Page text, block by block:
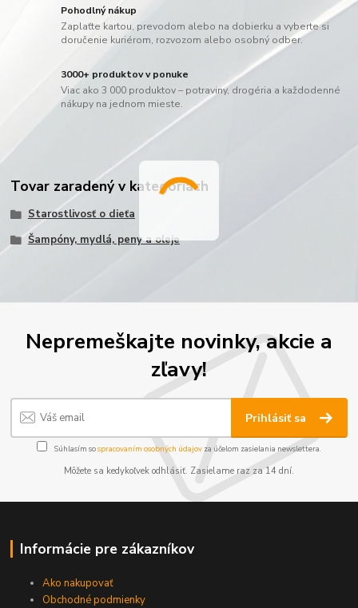
Pohodlný nákup
Zaplaťte kartou, prevodom alebo na dobierku a vyberte si
doručenie kuriérom, rozvozom alebo osobný odber.
3000+ produktov v ponuke
Viac ako 3 000 produktov – potraviny, drogéria a každodenné
nákupy na jednom mieste.
Tovar zaradený v kategóriách
Starostlivosť o dieťa
Šampóny, mydlá, peny a oleje
Nepremeškajte novinky, akcie a
zľavy!
Prihlásiť sa
Súhlasím sospracovaním osobných údajov za účelom zasielania newslettera.
Môžete sa kedykoľvek odhlásiť. Zasielame raz za 14 dní.
Informácie pre zákazníkov
Ako nakupovať
Obchodné podmienky